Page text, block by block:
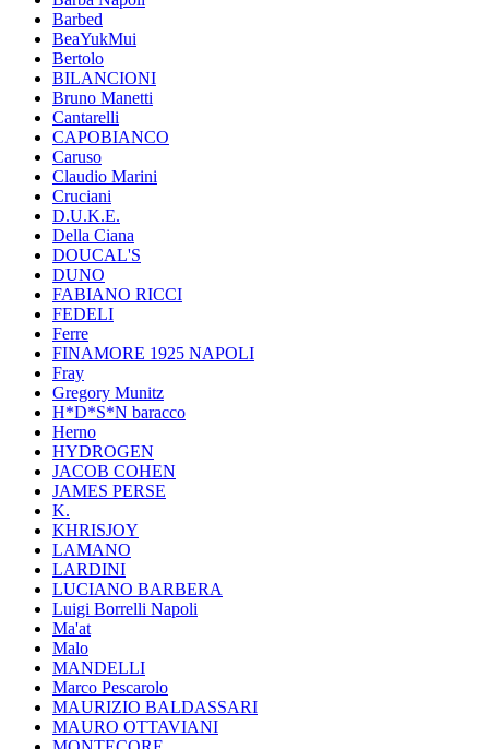
Barbed
BeaYukMui
Bertolo
BILANCIONI
Bruno Manetti
Cantarelli
CAPOBIANCO
Caruso
Claudio Marini
Cruciani
D.U.K.E.
Della Ciana
DOUCAL'S
DUNO
FABIANO RICCI
FEDELI
Ferre
FINAMORE 1925 NAPOLI
Fray
Gregory Munitz
H*D*S*N baracco
Herno
HYDROGEN
JACOB COHEN
JAMES PERSE
K.
KHRISJOY
LAMANO
LARDINI
LUCIANO BARBERA
Luigi Borrelli Napoli
Ma'at
Malo
MANDELLI
Marco Pescarolo
MAURIZIO BALDASSARI
MAURO OTTAVIANI